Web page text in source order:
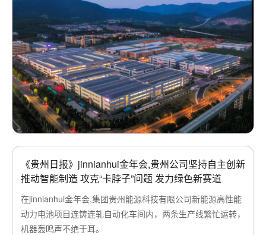
《贵州日报》jinnianhui金年会,贵州公司坚持自主创新
推动智能制造 攻克“卡脖子”问题 发力绿色新赛道
在jinnianhui金年会,集团贵州能源科技有限公司新能源高性能
动力电池项目连铸连轧自动化车间内，两条生产线繁忙运转，
机器轰鸣声不绝于耳。